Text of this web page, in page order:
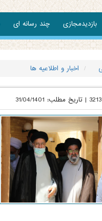
بازدیدمجازی چند رسانه ای
اخبار و اطلاعیه ها
3213
| تاریخ مطلب: 31/04/1401